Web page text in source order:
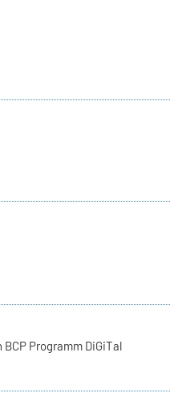
Programm DiGiTal